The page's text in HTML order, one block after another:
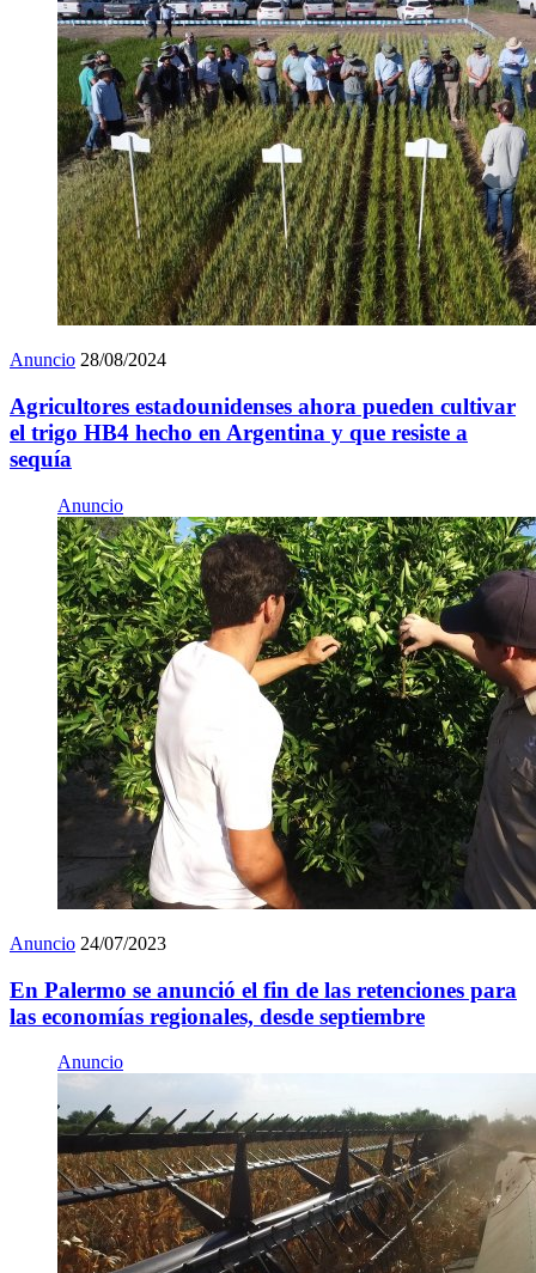
Anuncio 28/08/2024
Agricultores estadounidenses ahora pueden cultivar
el trigo HB4 hecho en Argentina y que resiste a
sequía
Anuncio
Anuncio 24/07/2023
En Palermo se anunció el fin de las retenciones para
las economías regionales, desde septiembre
Anuncio